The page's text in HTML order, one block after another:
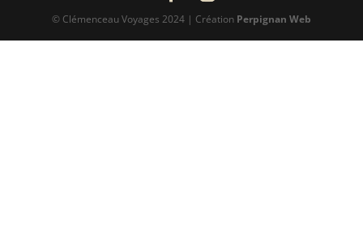
© Clémenceau Voyages 2024 | Création Perpignan Web